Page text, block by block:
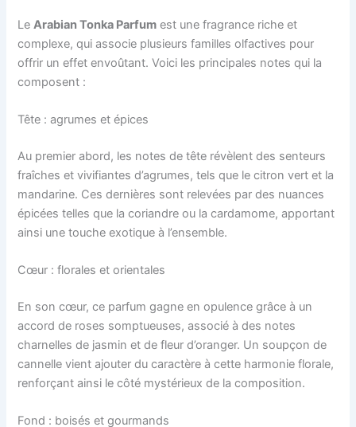
Le Arabian Tonka Parfum est une fragrance riche et
complexe, qui associe plusieurs familles olfactives pour
offrir un effet envoûtant. Voici les principales notes qui la
composent :
Tête : agrumes et épices
Au premier abord, les notes de tête révèlent des senteurs
fraîches et vivifiantes d’agrumes, tels que le citron vert et la
mandarine. Ces dernières sont relevées par des nuances
épicées telles que la coriandre ou la cardamome, apportant
ainsi une touche exotique à l’ensemble.
Cœur : florales et orientales
En son cœur, ce parfum gagne en opulence grâce à un
accord de roses somptueuses, associé à des notes
charnelles de jasmin et de fleur d’oranger. Un soupçon de
cannelle vient ajouter du caractère à cette harmonie florale,
renforçant ainsi le côté mystérieux de la composition.
Fond : boisés et gourmands